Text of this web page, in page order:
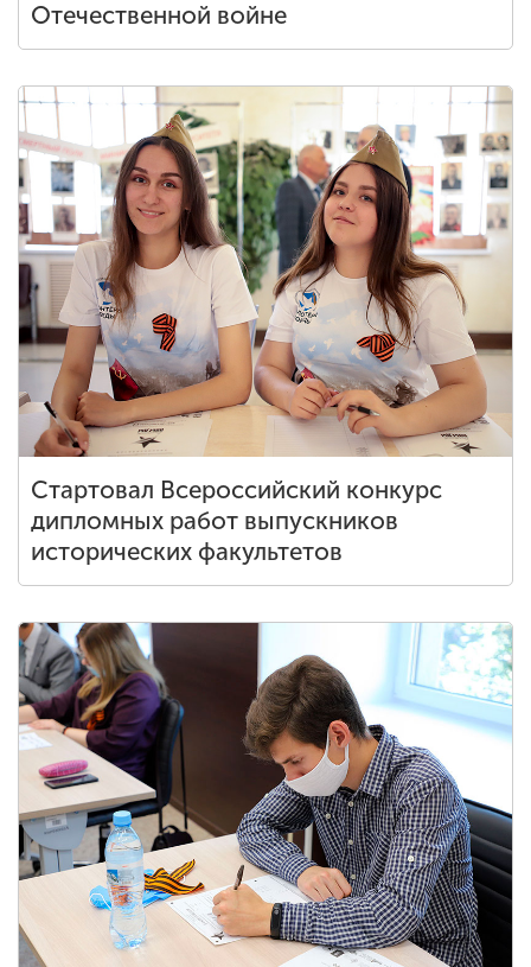
Отечественной войне
Стартовал Всероссийский конкурс
дипломных работ выпускников
исторических факультетов